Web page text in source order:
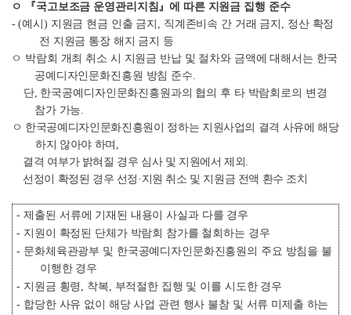
ㅇ
『국고보조금 운영관리지침』에 따른 지원금 집행 준수
- (예시) 지원금 현금 인출 금지 , 직계존비속 간 거래 금지 , 정산 확정
전 지원금 통장 해지 금지 등
ㅇ 박람회 개최 취소 시 지원금 반납 및 절차와 금액에 대해서는 한국
공예디자인문화진흥원 방침 준수.
단, 한국공예디자인문화진흥원과의 협의 후 타 박람회로의 변경
참가 가능.
ㅇ 한국공예디자인문화진흥원이 정하는 지원사업의 결격 사유에 해당
하지 않아야 하며 ,
결격 여부가 밝혀질 경우 심사 및 지원에서 제외 .
선정이 확정된 경우 선정 · 지원 취소 및 지원금 전액 환수 조치
-제출된 서류에 기재된 내용이 사실과 다를 경우
- 지원이 확정된 단체가 박람회 참가를 철회하는 경우
- 문화체육관광부 및 한국공예디자인문화진흥원의 주요 방침을 불
이행한 경우
- 지원금 횡령 착복
부적절한 집행 및 이를 시도한 경우
- 합당한 사유 없이 해당 사업 관련 행사 불참 및 서류 미제출 하는